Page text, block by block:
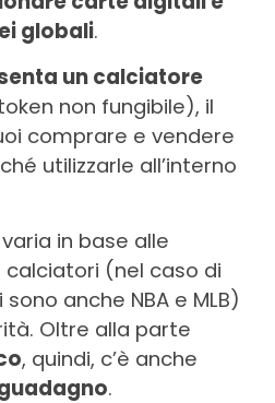
globali.
un calciatore
non fungibile), il
comprare e vendere
utilizzarle all’interno
in base alle
(nel caso di
anche NBA e MLB)
Oltre alla parte
, quindi, c’è anche
.